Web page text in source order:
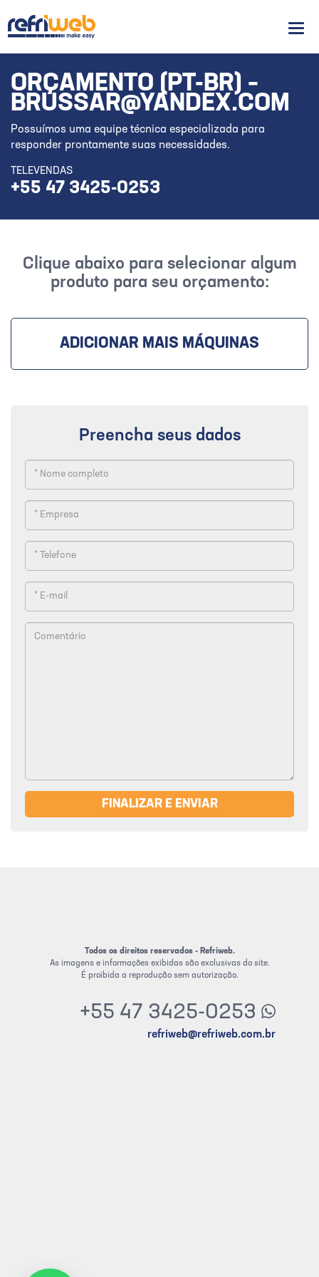
ORÇAMENTO (PT-BR) –
BRUSSAR@YANDEX.COM
Possuímos uma equipe técnica especializada para
responder prontamente suas necessidades.
TELEVENDAS
+55 47 3425-0253
Clique abaixo para selecionar algum
produto para seu orçamento:
ADICIONAR MAIS MÁQUINAS
Preencha seus dados
FINALIZAR E ENVIAR
Todos os direitos reservados - Refriweb.
As imagens e informações exibidas são exclusivas do site.
É proibida a reprodução sem autorização.
+55 47 3425-0253
refriweb@refriweb.com.br